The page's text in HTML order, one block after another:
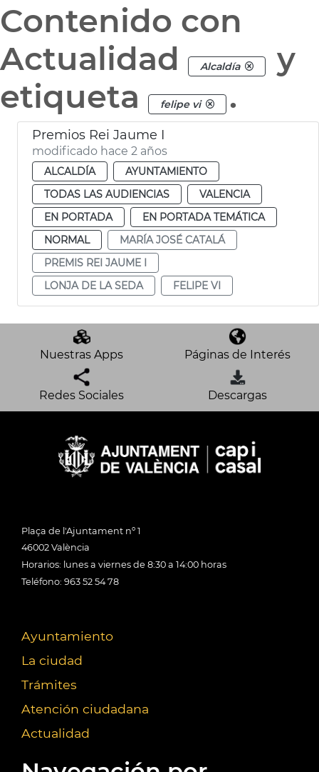
Contenido con
Actualidad
Alcaldía
y
etiqueta
felipe vi .
Premios Rei Jaume I
modificado hace 2 años
ALCALDÍA
AYUNTAMIENTO
TODAS LAS AUDIENCIAS
VALENCIA
EN PORTADA
EN PORTADA TEMÁTICA
NORMAL
MARÍA JOSÉ CATALÁ
PREMIS REI JAUME I
LONJA DE LA SEDA
FELIPE VI
Nuestras Apps Páginas de Interés
Redes Sociales Descargas
Plaça de l'Ajuntament nº 1
46002 València
Horarios: lunes a viernes de 8:30 a 14:00 horas
Teléfono: 963 52 54 78
Ayuntamiento
La ciudad
Trámites
Atención ciudadana
Actualidad